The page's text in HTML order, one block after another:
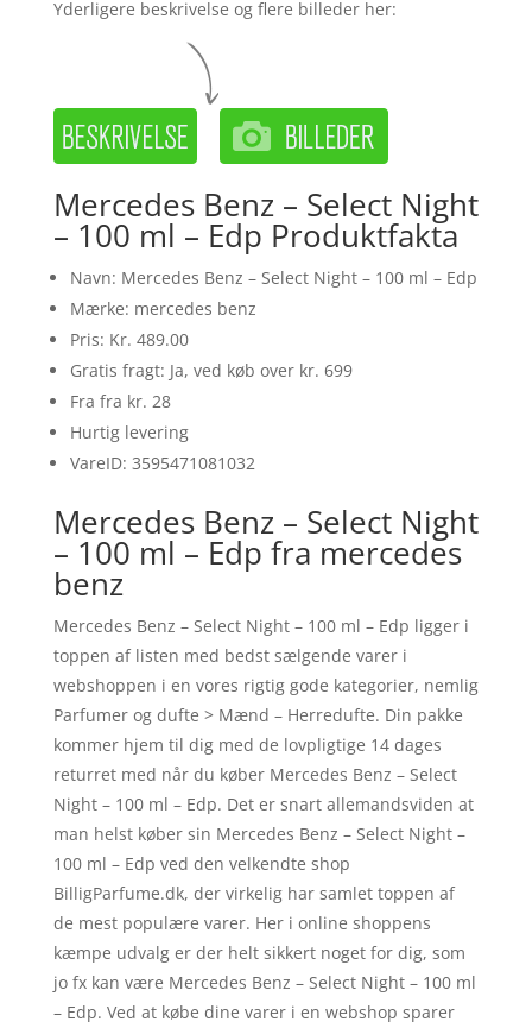
Yderligere beskrivelse og flere billeder her:
Mercedes Benz – Select Night
– 100 ml – Edp Produktfakta
Navn: Mercedes Benz – Select Night – 100 ml – Edp
Mærke: mercedes benz
Pris: Kr. 489.00
Gratis fragt: Ja, ved køb over kr. 699
Fra fra kr. 28
Hurtig levering
VareID: 3595471081032
Mercedes Benz – Select Night
– 100 ml – Edp fra mercedes
benz
Mercedes Benz – Select Night – 100 ml – Edp ligger i
toppen af listen med bedst sælgende varer i
webshoppen i en vores rigtig gode kategorier, nemlig
Parfumer og dufte > Mænd – Herredufte. Din pakke
kommer hjem til dig med de lovpligtige 14 dages
returret med når du køber Mercedes Benz – Select
Night – 100 ml – Edp. Det er snart allemandsviden at
man helst køber sin Mercedes Benz – Select Night –
100 ml – Edp ved den velkendte shop
BilligParfume.dk, der virkelig har samlet toppen af
de mest populære varer. Her i online shoppens
kæmpe udvalg er der helt sikkert noget for dig, som
jo fx kan være Mercedes Benz – Select Night – 100 ml
– Edp. Ved at købe dine varer i en webshop sparer